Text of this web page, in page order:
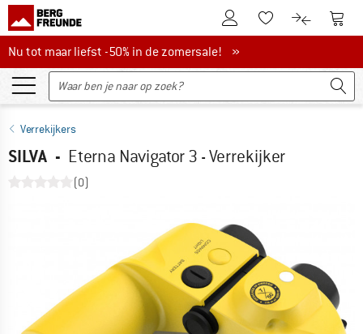
De klantenaccount
Naar deNaar de
Nu tot maar liefst -50% in de zomersale!
Nu tot maar liefst -50% in de zomersale! »
Verrekijkers
SILVA - Eterna Navigator 3 - Verrekijker
(0)